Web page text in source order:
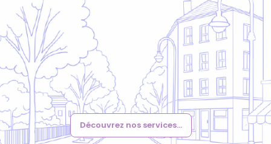
Découvrez nos services...